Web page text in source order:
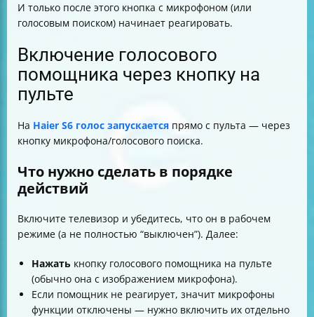
И только после этого кнопка с микрофоном (или
голосовым поиском) начинает реагировать.
Включение голосового
помощника через кнопку на
пульте
На Haier S6 голос запускается прямо с пульта — через
кнопку микрофона/голосового поиска.
Что нужно сделать в порядке
действий
Включите телевизор и убедитесь, что он в рабочем
режиме (а не полностью “выключен”). Далее:
Нажать кнопку голосового помощника на пульте
(обычно она с изображением микрофона).
Если помощник не реагирует, значит микрофоны
функции отключены — нужно включить их отдельно